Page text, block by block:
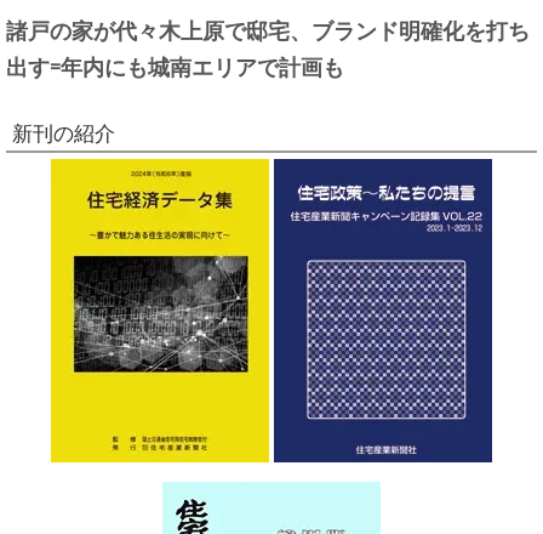
諸戸の家が代々木上原で邸宅、ブランド明確化を打ち
出す=年内にも城南エリアで計画も
新刊の紹介